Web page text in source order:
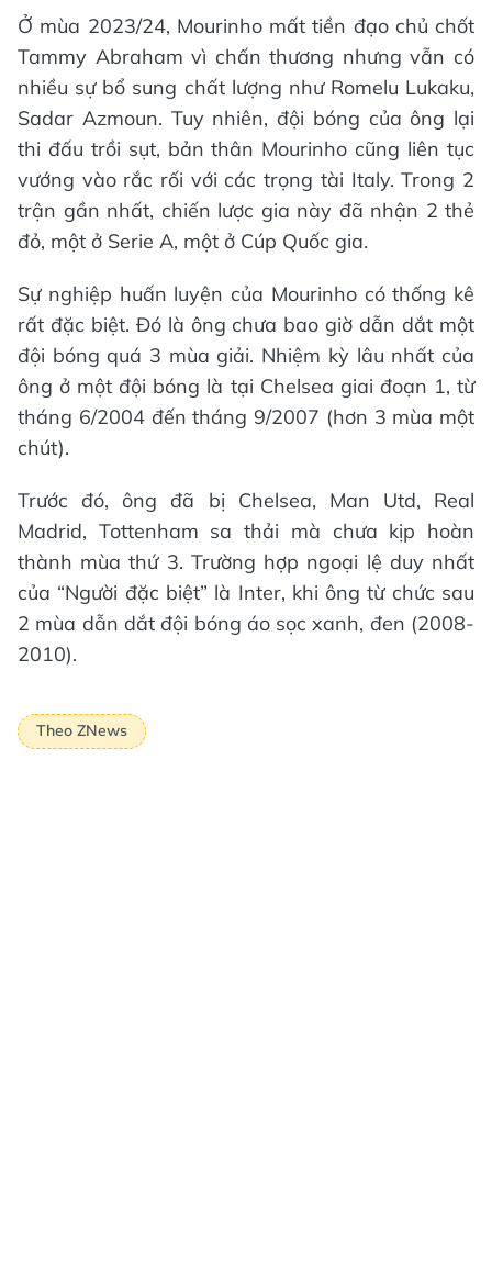
Ở mùa 2023/24, Mourinho mất tiền đạo chủ chốt
Tammy Abraham vì chấn thương nhưng vẫn có
nhiều sự bổ sung chất lượng như Romelu Lukaku,
Sadar Azmoun. Tuy nhiên, đội bóng của ông lại
thi đấu trồi sụt, bản thân Mourinho cũng liên tục
vướng vào rắc rối với các trọng tài Italy. Trong 2
trận gần nhất, chiến lược gia này đã nhận 2 thẻ
đỏ, một ở Serie A, một ở Cúp Quốc gia.
Sự nghiệp huấn luyện của Mourinho có thống kê
rất đặc biệt. Đó là ông chưa bao giờ dẫn dắt một
đội bóng quá 3 mùa giải. Nhiệm kỳ lâu nhất của
ông ở một đội bóng là tại Chelsea giai đoạn 1, từ
tháng 6/2004 đến tháng 9/2007 (hơn 3 mùa một
chút).
Trước đó, ông đã bị Chelsea, Man Utd, Real
Madrid, Tottenham sa thải mà chưa kịp hoàn
thành mùa thứ 3. Trường hợp ngoại lệ duy nhất
của “Người đặc biệt” là Inter, khi ông từ chức sau
2 mùa dẫn dắt đội bóng áo sọc xanh, đen (2008-
2010).
Theo ZNews